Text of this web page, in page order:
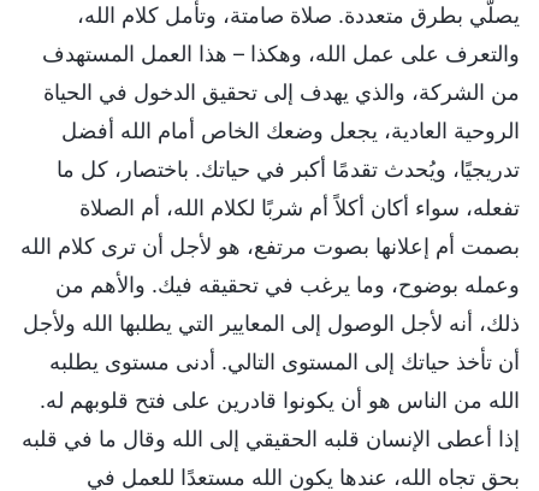
يصلّي بطرق متعددة. صلاة صامتة، وتأمل كلام الله،
والتعرف على عمل الله، وهكذا – هذا العمل المستهدف
من الشركة، والذي يهدف إلى تحقيق الدخول في الحياة
الروحية العادية، يجعل وضعك الخاص أمام الله أفضل
تدريجيًا، ويُحدث تقدمًا أكبر في حياتك. باختصار، كل ما
تفعله، سواء أكان أكلاً أم شربًا لكلام الله، أم الصلاة
بصمت أم إعلانها بصوت مرتفع، هو لأجل أن ترى كلام الله
وعمله بوضوح، وما يرغب في تحقيقه فيك. والأهم من
ذلك، أنه لأجل الوصول إلى المعايير التي يطلبها الله ولأجل
أن تأخذ حياتك إلى المستوى التالي. أدنى مستوى يطلبه
الله من الناس هو أن يكونوا قادرين على فتح قلوبهم له.
إذا أعطى الإنسان قلبه الحقيقي إلى الله وقال ما في قلبه
بحق تجاه الله، عندها يكون الله مستعدًا للعمل في